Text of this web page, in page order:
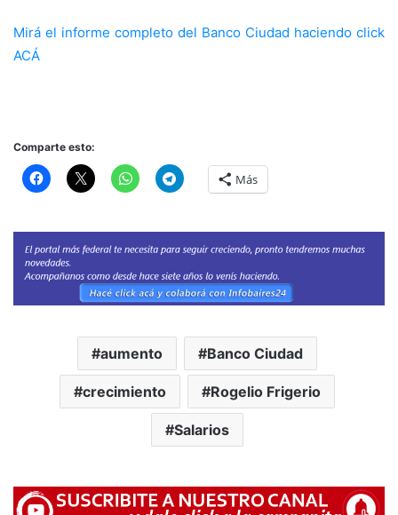
Mirá el informe completo del Banco Ciudad haciendo click
ACÁ
Comparte esto:
Más
aumento Banco Ciudad
crecimiento Rogelio Frigerio
Salarios